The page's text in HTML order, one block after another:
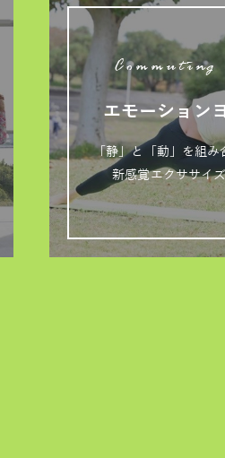
Commuting
エモーション
「静」と「動」を組み
新感覚エクササイ